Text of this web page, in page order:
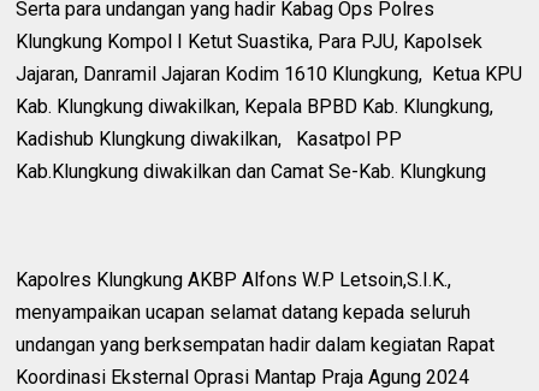
Serta para undangan yang hadir Kabag Ops Polres
Klungkung Kompol I Ketut Suastika, Para PJU, Kapolsek
Jajaran, Danramil Jajaran Kodim 1610 Klungkung, Ketua KPU
Kab. Klungkung diwakilkan, Kepala BPBD Kab. Klungkung,
Kadishub Klungkung diwakilkan, Kasatpol PP
Kab.Klungkung diwakilkan dan Camat Se-Kab. Klungkung
Kapolres Klungkung AKBP Alfons W.P Letsoin,S.I.K.,
menyampaikan ucapan selamat datang kepada seluruh
undangan yang berksempatan hadir dalam kegiatan Rapat
Koordinasi Eksternal Oprasi Mantap Praja Agung 2024